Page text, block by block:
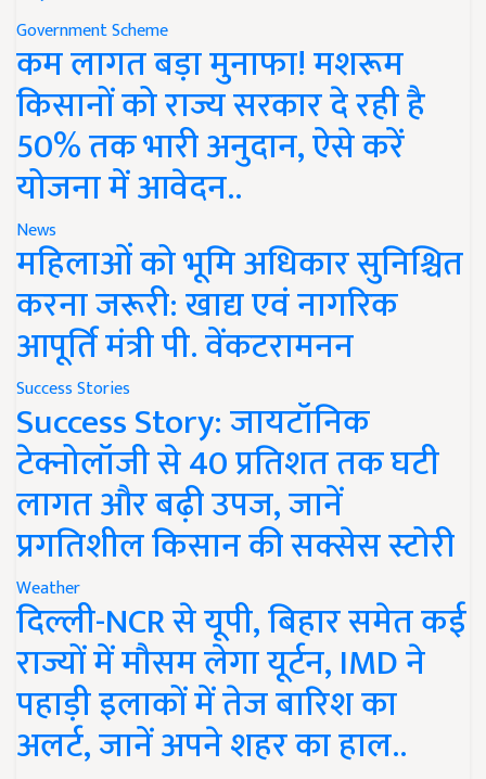
Government Scheme
कम लागत बड़ा मुनाफा! मशरूम
किसानों को राज्य सरकार दे रही है
50% तक भारी अनुदान, ऐसे करें
योजना में आवेदन..
News
महिलाओं को भूमि अधिकार सुनिश्चित
करना जरूरी: खाद्य एवं नागरिक
आपूर्ति मंत्री पी. वेंकटरामनन
Success Stories
Success Story: जायटॉनिक
टेक्नोलॉजी से 40 प्रतिशत तक घटी
लागत और बढ़ी उपज, जानें
प्रगतिशील किसान की सक्सेस स्टोरी
Weather
दिल्ली-NCR से यूपी, बिहार समेत कई
राज्यों में मौसम लेगा यूर्टन, IMD ने
पहाड़ी इलाकों में तेज बारिश का
अलर्ट, जानें अपने शहर का हाल..